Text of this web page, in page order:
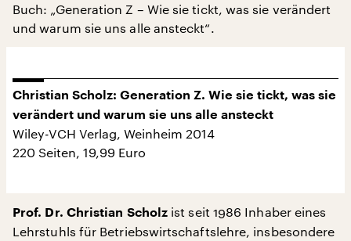
Buch: „Generation Z – Wie sie tickt, was sie verändert
und warum sie uns alle ansteckt“.
Christian Scholz: Generation Z. Wie sie tickt, was sie
verändert und warum sie uns alle ansteckt
Wiley-VCH Verlag, Weinheim 2014
220 Seiten, 19,99 Euro
Prof. Dr. Christian Scholz ist seit 1986 Inhaber eines
Lehrstuhls für Betriebswirtschaftslehre, insbesondere